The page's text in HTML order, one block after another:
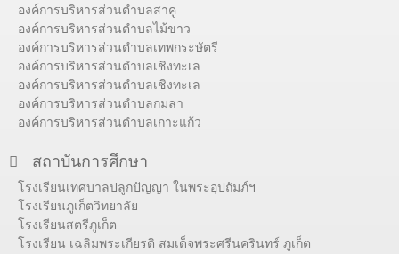
องค์การบริหารส่วนตำบลสาคู
องค์การบริหารส่วนตำบลไม้ขาว
องค์การบริหารส่วนตำบลเทพกระษัตรี
องค์การบริหารส่วนตำบลเชิงทะเล
องค์การบริหารส่วนตำบลเชิงทะเล
องค์การบริหารส่วนตำบลกมลา
องค์การบริหารส่วนตำบลเกาะแก้ว
สถาบันการศึกษา
โรงเรียนเทศบาลปลูกปัญญา ในพระอุปถัมภ์ฯ
โรงเรียนภูเก็ตวิทยาลัย
โรงเรียนสตรีภูเก็ต
โรงเรียน เฉลิมพระเกียรติ สมเด็จพระศรีนครินทร์ ภูเก็ต